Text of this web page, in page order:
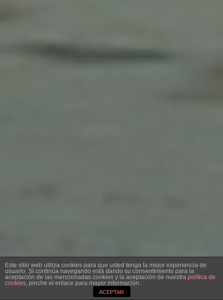
Este sitio web utiliza cookies para que usted tenga la mejor experiencia de
usuario. Si continúa navegando está dando su consentimiento para la
aceptación de las mencionadas cookies y la aceptación de nuestra política de
cookies, pinche el enlace para mayor información.
ACEPTAR